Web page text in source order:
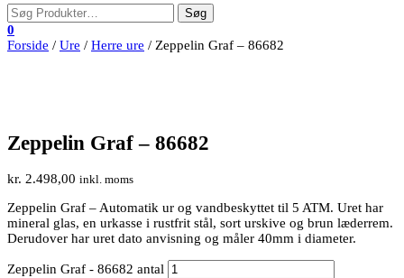
0
Forside / Ure / Herre ure / Zeppelin Graf – 86682
Zeppelin Graf – 86682
kr. 2.498,00 inkl. moms
Zeppelin Graf – Automatik ur og vandbeskyttet til 5 ATM. Uret har
mineral glas, en urkasse i rustfrit stål, sort urskive og brun læderrem.
Derudover har uret dato anvisning og måler 40mm i diameter.
Zeppelin Graf - 86682 antal